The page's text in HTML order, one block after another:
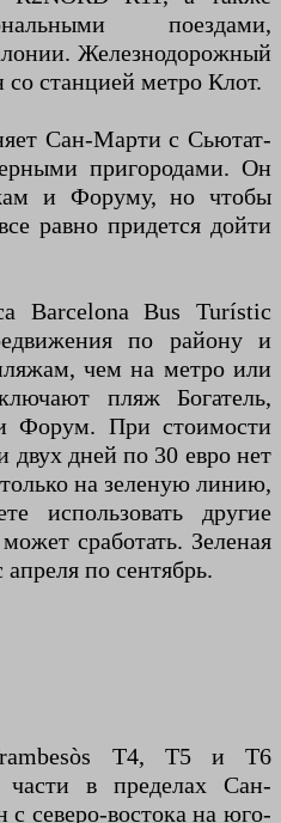
поездами,
Железнодорожный
со станцией метро Клот.
Сан-Марти с Сьютат-
пригородами. Он
и Форуму, но чтобы
равно придется дойти
Barcelona Bus Turístic
по району и
чем на метро или
пляж Богатель,
Форум. При стоимости
двух дней по 30 евро нет
на зеленую линию,
использовать другие
сработать. Зеленая
апреля по сентябрь.
T4, T5 и T6
в пределах Сан-
с северо-востока на юго-